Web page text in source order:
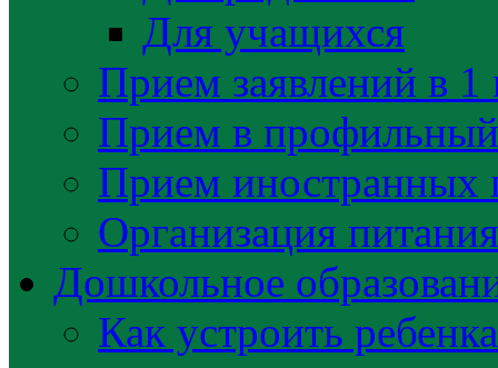
Для учащихся
Прием заявлений в 1
Прием в
Прием иностранных
Организация
Дошкольное
Как устроить